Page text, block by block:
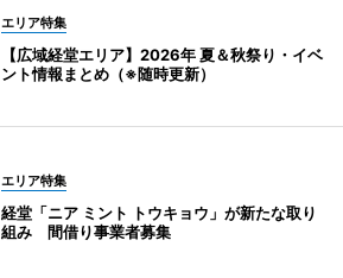
エリア特集
【広域経堂エリア】2026年 夏＆秋祭り・イベ
ント情報まとめ（※随時更新）
エリア特集
経堂「ニア ミント トウキョウ」が新たな取り
組み 間借り事業者募集